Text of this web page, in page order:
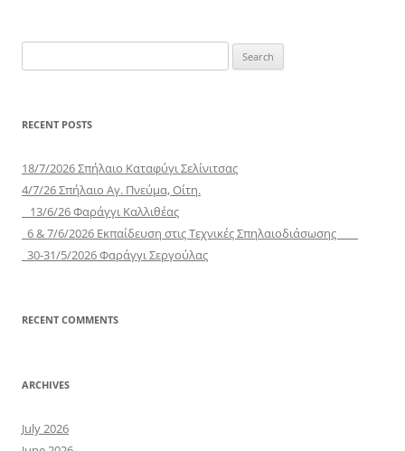
for:
RECENT POSTS
18/7/2026 Σπήλαιο Καταφύγι Σελίνιτσας
4/7/26 Σπήλαιο Αγ. Πνεύμα, Οίτη.
13/6/26 Φαράγγι Καλλιθέας
6 & 7/6/2026 Εκπαίδευση στις Τεχνικές Σπηλαιοδιάσωσης
30-31/5/2026 Φαράγγι Σεργούλας
RECENT COMMENTS
ARCHIVES
July 2026